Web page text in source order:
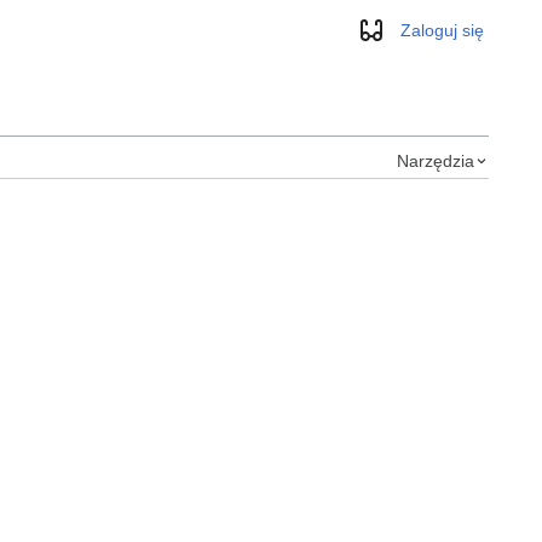
WyglądZaloguj się
Narzędzia